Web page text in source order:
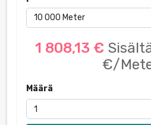
1 808,13 €
€/
Määrä